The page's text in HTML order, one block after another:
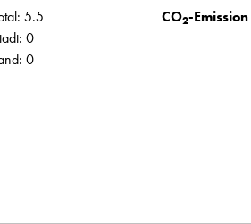
5.5
0
0
CO2-Emission